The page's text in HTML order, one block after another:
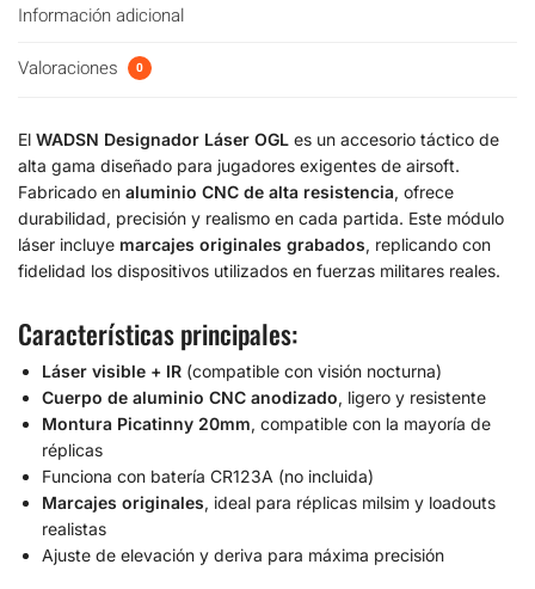
Información adicional
Valoraciones 0
El WADSN Designador Láser OGL es un accesorio táctico de
alta gama diseñado para jugadores exigentes de airsoft.
Fabricado en aluminio CNC de alta resistencia, ofrece
durabilidad, precisión y realismo en cada partida. Este módulo
láser incluye marcajes originales grabados, replicando con
fidelidad los dispositivos utilizados en fuerzas militares reales.
Características principales:
Láser visible + IR (compatible con visión nocturna)
Cuerpo de aluminio CNC anodizado, ligero y resistente
Montura Picatinny 20mm, compatible con la mayoría de
réplicas
Funciona con batería CR123A (no incluida)
Marcajes originales, ideal para réplicas milsim y loadouts
realistas
Ajuste de elevación y deriva para máxima precisión